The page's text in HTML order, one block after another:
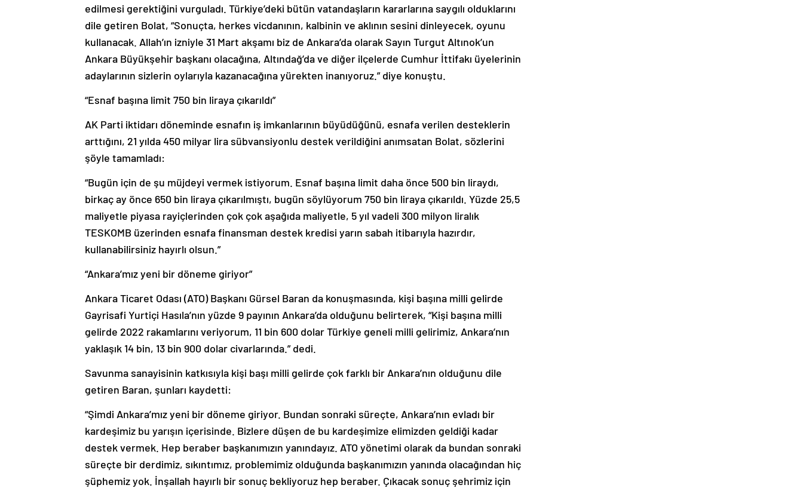
edilmesi gerektiğini vurguladı. Türkiye’deki bütün vatandaşların kararlarına saygılı olduklarını
dile getiren Bolat, “Sonuçta, herkes vicdanının, kalbinin ve aklının sesini dinleyecek, oyunu
kullanacak. Allah’ın izniyle 31 Mart akşamı biz de Ankara’da olarak Sayın Turgut Altınok’un
Ankara Büyükşehir başkanı olacağına, Altındağ’da ve diğer ilçelerde Cumhur İttifakı üyelerinin
adaylarının sizlerin oylarıyla kazanacağına yürekten inanıyoruz.” diye konuştu.
“Esnaf başına limit 750 bin liraya çıkarıldı”
AK Parti iktidarı döneminde esnafın iş imkanlarının büyüdüğünü, esnafa verilen desteklerin
arttığını, 21 yılda 450 milyar lira sübvansiyonlu destek verildiğini anımsatan Bolat, sözlerini
şöyle tamamladı:
“Bugün için de şu müjdeyi vermek istiyorum. Esnaf başına limit daha önce 500 bin liraydı,
birkaç ay önce 650 bin liraya çıkarılmıştı, bugün söylüyorum 750 bin liraya çıkarıldı. Yüzde 25,5
maliyetle piyasa rayiçlerinden çok çok aşağıda maliyetle, 5 yıl vadeli 300 milyon liralık
TESKOMB üzerinden esnafa finansman destek kredisi yarın sabah itibarıyla hazırdır,
kullanabilirsiniz hayırlı olsun.”
“Ankara’mız yeni bir döneme giriyor”
Ankara Ticaret Odası (ATO) Başkanı Gürsel Baran da konuşmasında, kişi başına milli gelirde
Gayrisafi Yurtiçi Hasıla’nın yüzde 9 payının Ankara’da olduğunu belirterek, “Kişi başına milli
gelirde 2022 rakamlarını veriyorum, 11 bin 600 dolar Türkiye geneli milli gelirimiz, Ankara’nın
yaklaşık 14 bin, 13 bin 900 dolar civarlarında.” dedi.
Savunma sanayisinin katkısıyla kişi başı milli gelirde çok farklı bir Ankara’nın olduğunu dile
getiren Baran, şunları kaydetti:
“Şimdi Ankara’mız yeni bir döneme giriyor. Bundan sonraki süreçte, Ankara’nın evladı bir
kardeşimiz bu yarışın içerisinde. Bizlere düşen de bu kardeşimize elimizden geldiği kadar
destek vermek. Hep beraber başkanımızın yanındayız. ATO yönetimi olarak da bundan sonraki
süreçte bir derdimiz, sıkıntımız, problemimiz olduğunda başkanımızın yanında olacağından hiç
şüphemiz yok. İnşallah hayırlı bir sonuç bekliyoruz hep beraber. Çıkacak sonuç şehrimiz için